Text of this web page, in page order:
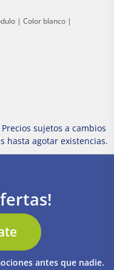
| Color blanco |
sujetos a cambios
hasta agotar existencias.
antes que nadie.